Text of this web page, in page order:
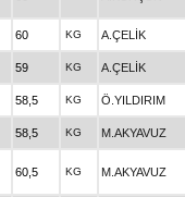
60 KG A.ÇELİK
59 KG A.ÇELİK
58,5 KG Ö.YILDIRIM
58,5 KG M.AKYAVUZ
60,5 KG M.AKYAVUZ